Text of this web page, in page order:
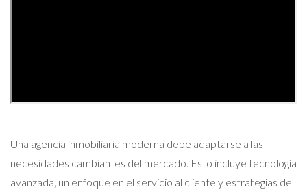
Una agencia inmobiliaria moderna debe adaptarse a las
necesidades cambiantes del mercado. Esto incluye tecnología
avanzada, un enfoque en el servicio al cliente y estrategias de